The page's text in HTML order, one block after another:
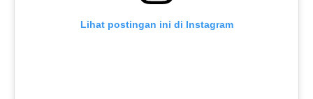
Lihat postingan ini di Instagram